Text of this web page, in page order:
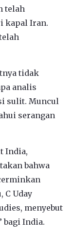
telah
kapal Iran.
tidak
analis
sulit. Muncul
serangan
India,
bahwa
C Uday
menyebut
bagi India.